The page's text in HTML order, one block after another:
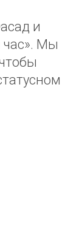
и
час». Мы